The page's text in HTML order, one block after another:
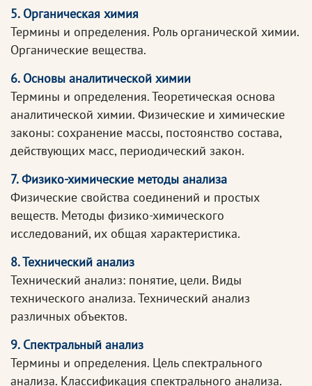
5. Органическая химия
Термины и определения. Роль органической химии.
Органические вещества.
6. Основы аналитической химии
Термины и определения. Теоретическая основа
аналитической химии. Физические и химические
законы: сохранение массы, постоянство состава,
действующих масс, периодический закон.
7. Физико-химические методы анализа
Физические свойства соединений и простых
веществ. Методы физико-химического
исследований, их общая характеристика.
8. Технический анализ
Технический анализ: понятие, цели. Виды
технического анализа. Технический анализ
различных объектов.
9. Спектральный анализ
Термины и определения. Цель спектрального
анализа. Классификация спектрального анализа.